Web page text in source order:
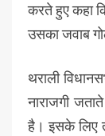
करते हुए कहा
उसका जवाब
थराली
नाराजगी
है। इसके लिए